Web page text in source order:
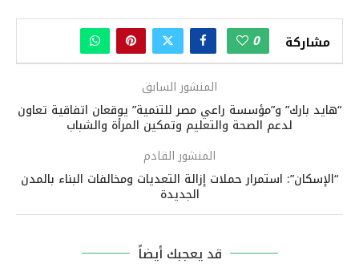
مشاركة 0
المنشور السابق
“هايد بارك” و”مؤسسة راعي مصر للتنمية” يوقعان اتفاقية تعاون
لدعم الصحة والتعليم وتمكين المرأة والشباب
المنشور القادم
“الإسكان”: استمرار حملات إزالة التعديات ومخالفات البناء بالمدن
الجديدة
قد يعجبك أيضاً